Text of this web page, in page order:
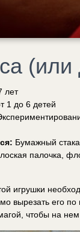
(или
лет
1 до 6 детей
Бумажный
палочка,
игрушки
вырезать его
чтобы на